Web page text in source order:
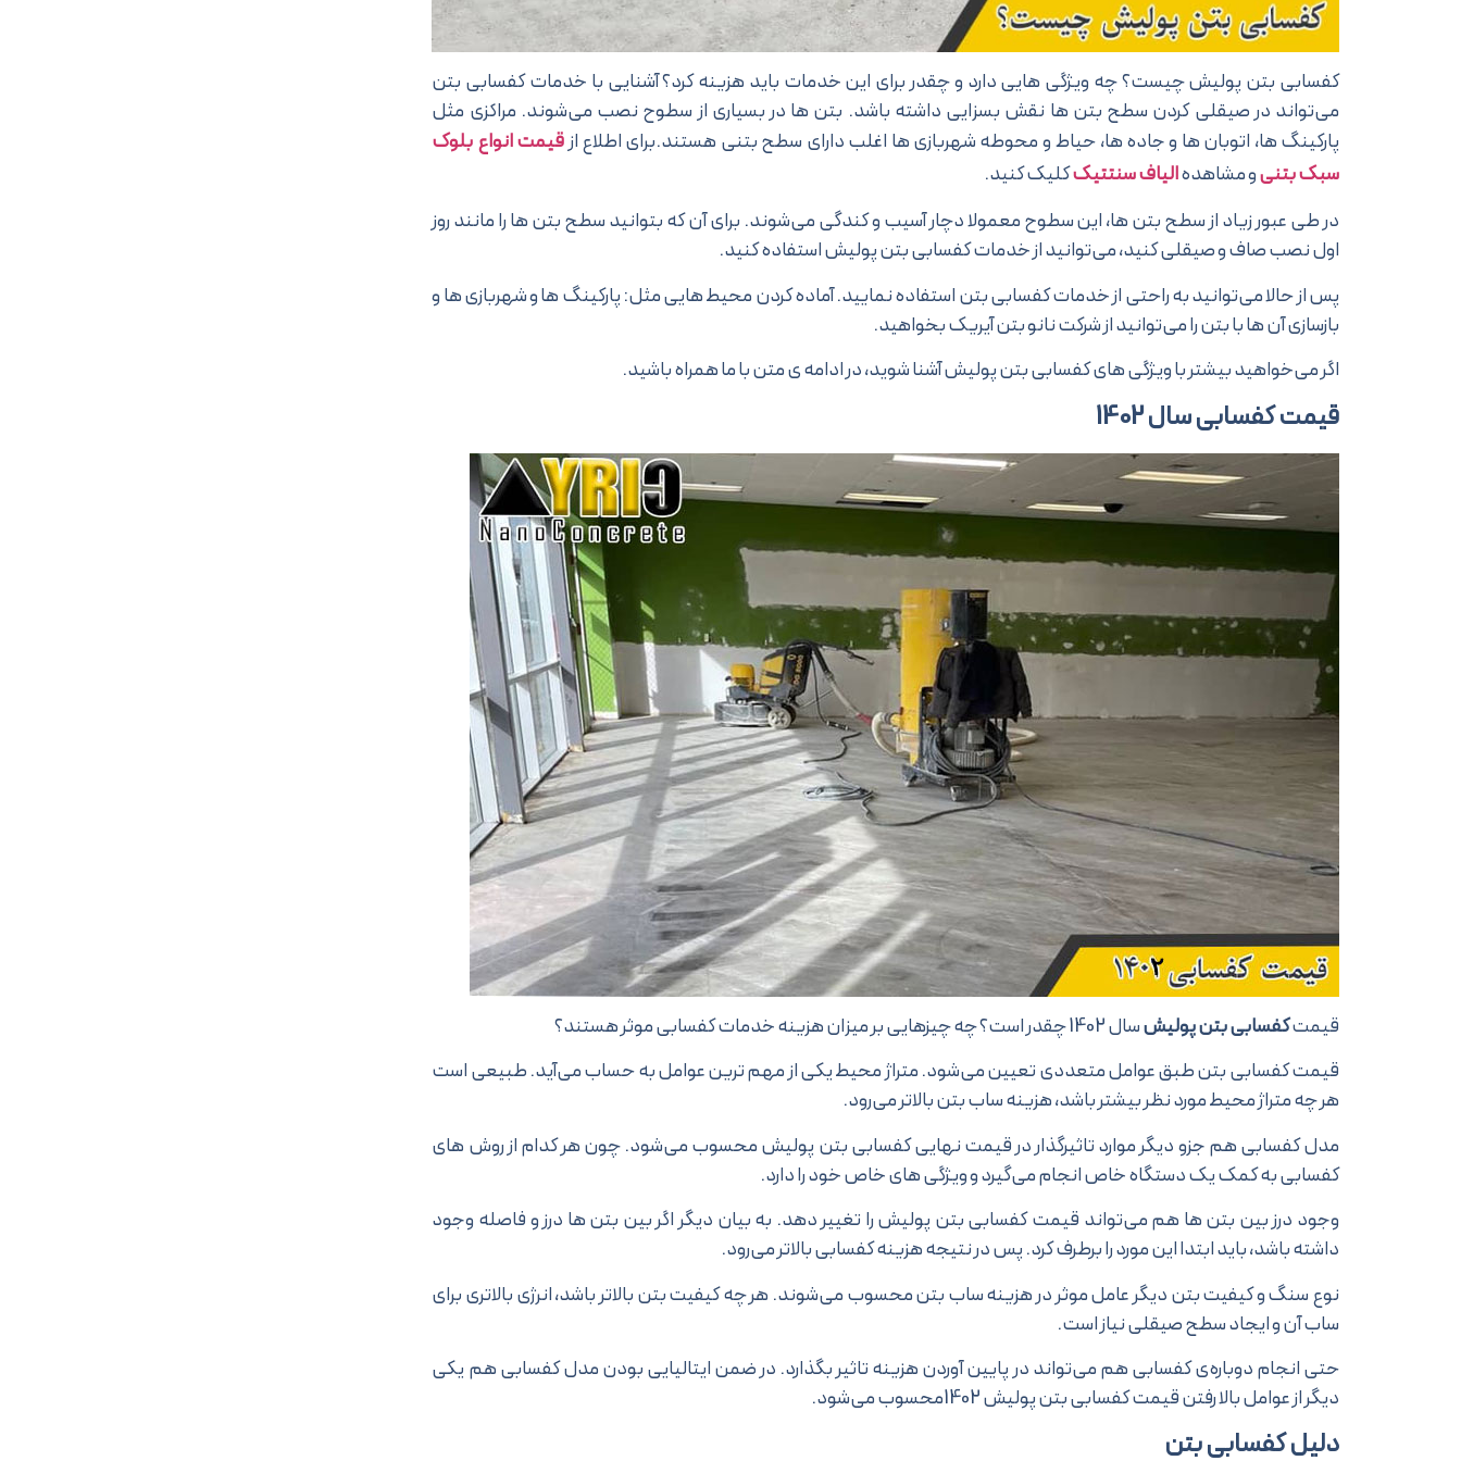
کفسابی بتن پولیش چیست؟ چه ویژگی هایی دارد و چقدر برای این خدمات باید هزینه کرد؟ آشنایی با خدمات کفسابی بتن
می‌تواند در صیقلی کردن سطح بتن ها نقش بسزایی داشته باشد. بتن ها در بسیاری از سطوح نصب می‌شوند. مراکزی مثل
پارکینگ ها، اتوبان ها و جاده ها، حیاط و محوطه شهربازی ها اغلب دارای سطح بتنی هستند.برای اطلاع ازقیمت انواع بلوک
سبک بتنیو مشاهدهالیاف سنتتیککلیک کنید.
در طی عبور زیاد از سطح بتن ها، این سطوح معمولا دچار آسیب و کندگی می‌شوند. برای آن که بتوانید سطح بتن ها را مانند روز
اول نصب صاف و صیقلی کنید، می‌توانید از خدمات کفسابی بتن پولیش استفاده کنید.
پس از حالا می‌توانید به راحتی از خدمات کفسابی بتن استفاده نمایید. آماده کردن محیط هایی مثل: پارکینگ ها و شهربازی ها و
بازسازی آن ها با بتن را می‌توانید از شرکت نانو بتن آیریک بخواهید.
اگر می‌خواهید بیشتر با ویژگی های کفسابی بتن پولیش آشنا شوید، در ادامه ی متن با ما همراه باشید.
قیمت کفسابی سال 1402
قیمتکفسابی بتن پولیشسال 1402 چقدر است؟ چه چیزهایی بر میزان هزینه خدمات کفسابی موثر هستند؟
قیمت کفسابی بتن طبق عوامل متعددی تعیین می‌شود. متراژ محیط یکی از مهم ترین عوامل به حساب می‌آید. طبیعی است
هر چه متراژ محیط مورد نظر بیشتر باشد، هزینه ساب بتن بالاتر می‌رود.
مدل کفسابی هم جزو دیگر موارد تاثیرگذار در قیمت نهایی کفسابی بتن پولیش محسوب می‌شود. چون هر کدام از روش های
کفسابی به کمک یک دستگاه خاص انجام می‌گیرد و ویژگی های خاص خود را دارد.
وجود درز بین بتن ها هم می‌تواند قیمت کفسابی بتن پولیش را تغییر دهد. به بیان دیگر اگر بین بتن ها درز و فاصله وجود
داشته باشد، باید ابتدا این مورد را برطرف کرد. پس در نتیجه هزینه کفسابی بالاتر می‌رود.
نوع سنگ و کیفیت بتن دیگر عامل موثر در هزینه ساب بتن محسوب می‌شوند. هر چه کیفیت بتن بالاتر باشد، انرژی بالاتری برای
ساب آن و ایجاد سطح صیقلی نیاز است.
حتی انجام دوباره‌ی کفسابی هم می‌تواند در پایین آوردن هزینه تاثیر بگذارد. در ضمن ایتالیایی بودن مدل کفسابی هم یکی
دیگر از عوامل بالا رفتن قیمت کفسابی بتن پولیش 1402محسوب می‌شود.
دلیل کفسابی بتن